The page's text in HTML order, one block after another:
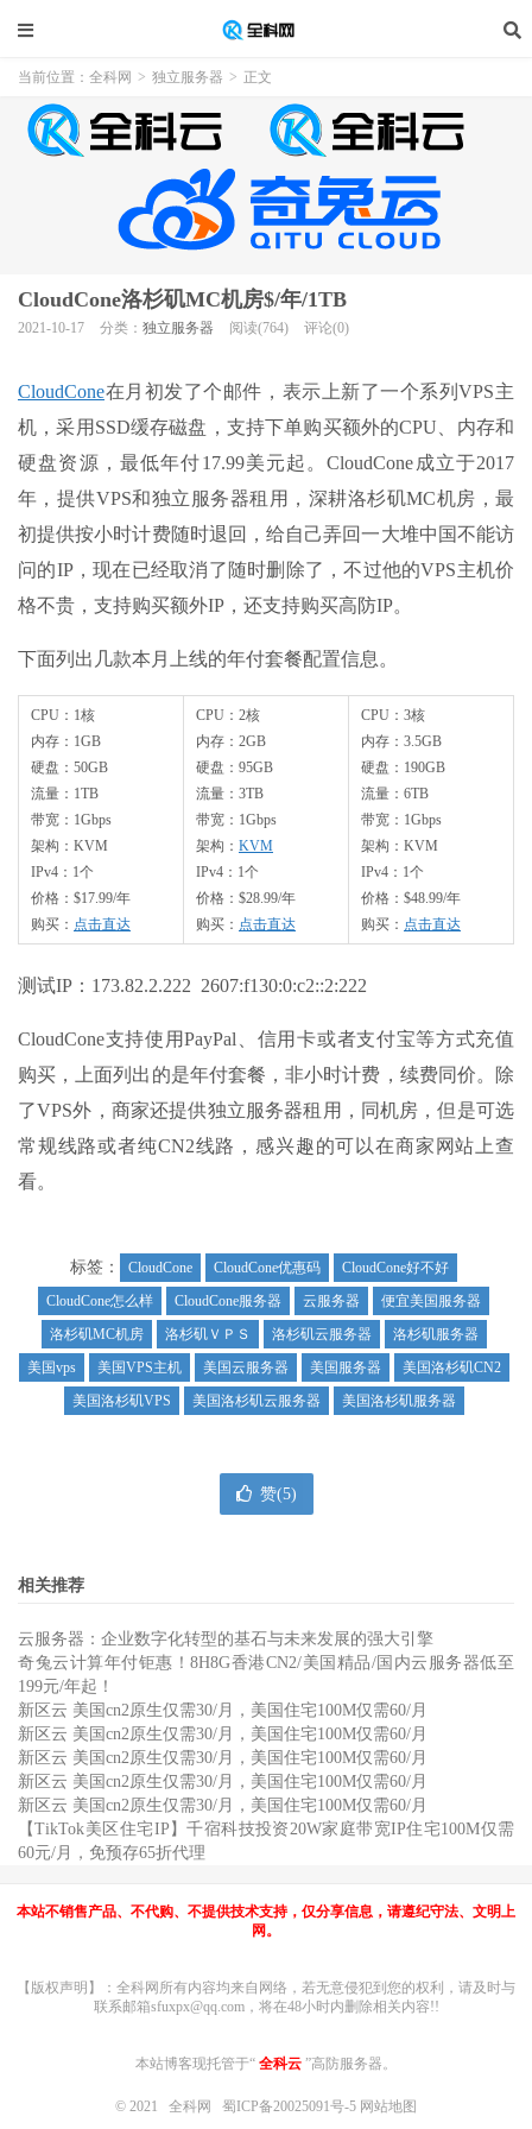
当前位置： 全科网 > 独立服务器 > 正文
CloudCone洛杉矶MC机房$/年/1TB
2021-10-17 分类： 独立服务器 阅读(764) 评论(0)
CloudCone在月初发了个邮件，表示上新了一个系列VPS主
机，采用SSD缓存磁盘，支持下单购买额外的CPU、内存和
硬盘资源，最低年付17.99美元起。CloudCone成立于2017
年，提供VPS和独立服务器租用，深耕洛杉矶MC机房，最
初提供按小时计费随时退回，给自己弄回一大堆中国不能访
问的IP，现在已经取消了随时删除了，不过他的VPS主机价
格不贵，支持购买额外IP，还支持购买高防IP。
下面列出几款本月上线的年付套餐配置信息。
CPU：1核
内存：1GB
硬盘：50GB
流量：1TB
带宽：1Gbps
架构：KVM
IPv4：1个
价格：$17.99/年
购买： 点击直达
CPU：2核
内存：2GB
硬盘：95GB
流量：3TB
带宽：1Gbps
架构： KVM
IPv4：1个
价格：$28.99/年
购买： 点击直达
CPU：3核
内存：3.5GB
硬盘：190GB
流量：6TB
带宽：1Gbps
架构：KVM
IPv4：1个
价格：$48.99/年
购买： 点击直达
测试IP：173.82.2.222 2607:f130:0:c2::2:222
CloudCone支持使用PayPal、信用卡或者支付宝等方式充值
购买，上面列出的是年付套餐，非小时计费，续费同价。除
了VPS外，商家还提供独立服务器租用，同机房，但是可选
常规线路或者纯CN2线路，感兴趣的可以在商家网站上查
看。
标签： CloudCone CloudCone优惠码
CloudCone好不好
CloudCone怎么样
CloudCone服务器 云服务器
便宜美国服务器
洛杉矶MC机房
洛杉矶ＶＰＳ 洛杉矶云服务器
洛杉矶服务器
美国vps
美国VPS主机 美国云服务器 美国服务器
美国洛杉矶CN2
美国洛杉矶VPS
美国洛杉矶云服务器 美国洛杉矶服务器
赞(5)
相关推荐
云服务器：企业数字化转型的基石与未来发展的强大引擎
奇兔云计算年付钜惠！8H8G香港CN2/美国精品/国内云服务器低至
199元/年起！
新区云 美国cn2原生仅需30/月，美国住宅100M仅需60/月
新区云 美国cn2原生仅需30/月，美国住宅100M仅需60/月
新区云 美国cn2原生仅需30/月，美国住宅100M仅需60/月
新区云 美国cn2原生仅需30/月，美国住宅100M仅需60/月
新区云 美国cn2原生仅需30/月，美国住宅100M仅需60/月
【TikTok美区住宅IP】千宿科技投资20W家庭带宽IP住宅100M仅需
60元/月，免预存65折代理
本站不销售产品、不代购、不提供技术支持，仅分享信息，请遵纪守法、文明上
网。
【版权声明】：全科网所有内容均来自网络，若无意侵犯到您的权利，请及时与
联系邮箱sfuxpx@qq.com，将在48小时内删除相关内容!!
本站博客现托管于“ 全科云 ”高防服务器。
© 2021 全科网 蜀ICP备20025091号-5 网站地图